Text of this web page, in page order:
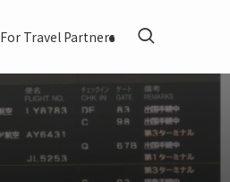
For Travel Partners